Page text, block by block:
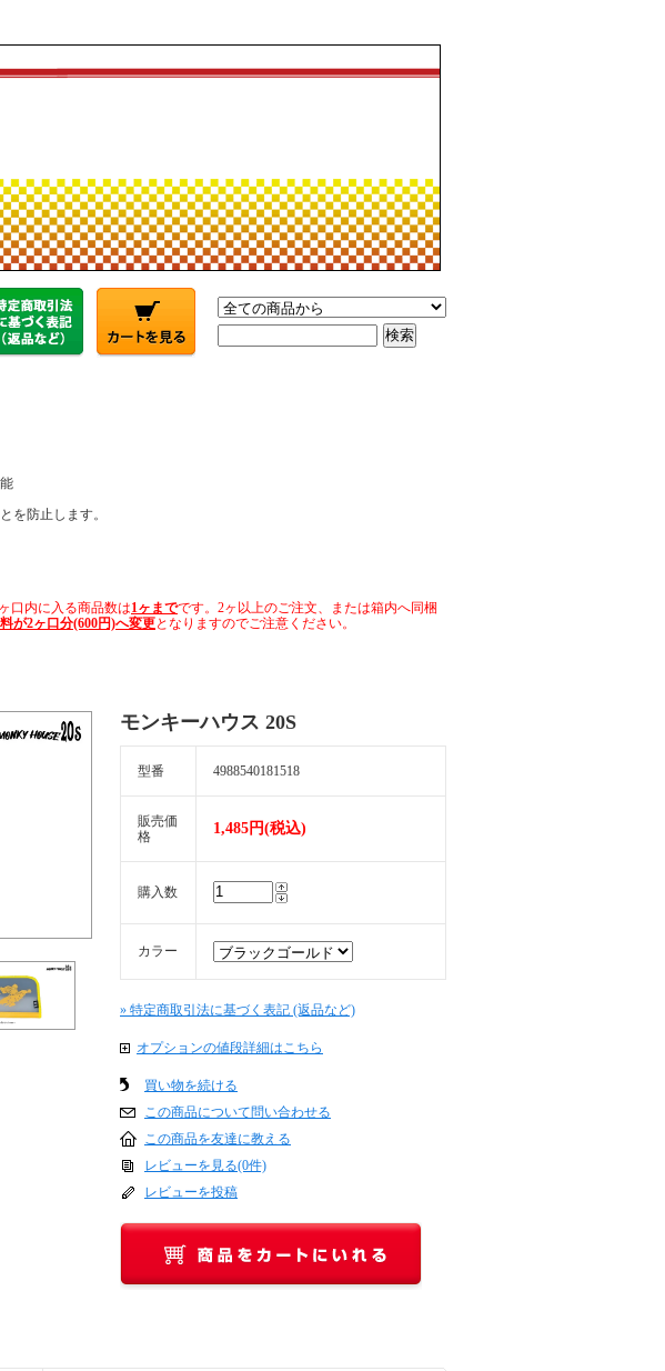
を防止します。
口内に入る商品数は1ヶまでです。2ヶ以上のご注文、または箱内へ同梱
が2ヶ口分(600円)へ変更となりますのでご注意ください。
モンキーハウス 20S
型番 4988540181518
販売価
格
1,485円(税込)
購入数
カラー
» 特定商取引法に基づく表記 (返品など)
オプションの値段詳細はこちら
買い物を続ける
この商品について問い合わせる
この商品を友達に教える
レビューを見る(0件)
レビューを投稿